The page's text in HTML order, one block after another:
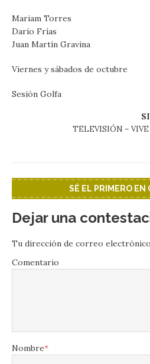
Mariam Torres
Darío Frías
Juan Martín Gravina
Viernes y sábados de octubre
Sesión Golfa
TELEVISIÓN –
SÉ EL PRIMERO EN
Dejar una
Tu dirección de correo
Comentario
Nombre*